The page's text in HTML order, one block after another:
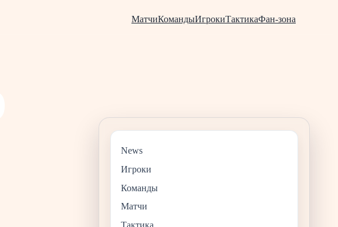
МатчиКомандыИгрокиТактикаФан-зона
News
Игроки
Команды
Матчи
Тактика